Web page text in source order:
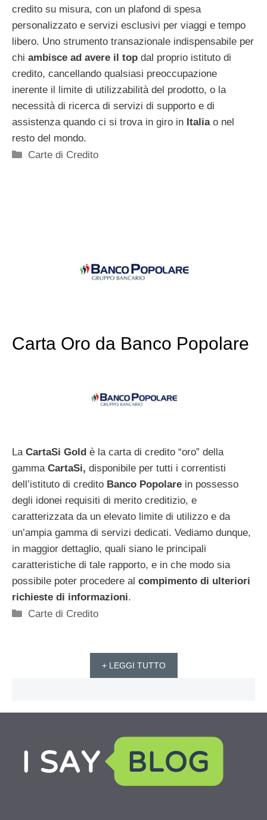
credito su misura, con un plafond di spesa
personalizzato e servizi esclusivi per viaggi e tempo
libero. Uno strumento transazionale indispensabile per
chi ambisce ad avere il top dal proprio istituto di
credito, cancellando qualsiasi preoccupazione
inerente il limite di utilizzabilità del prodotto, o la
necessità di ricerca di servizi di supporto e di
assistenza quando ci si trova in giro in Italia o nel
resto del mondo.
Categorie
Carte di Credito
Carta Oro da Banco Popolare
La CartaSi Gold è la carta di credito “oro” della
gamma CartaSi, disponibile per tutti i correntisti
dell’istituto di credito Banco Popolare in possesso
degli idonei requisiti di merito creditizio, e
caratterizzata da un elevato limite di utilizzo e da
un’ampia gamma di servizi dedicati. Vediamo dunque,
in maggior dettaglio, quali siano le principali
caratteristiche di tale rapporto, e in che modo sia
possibile poter procedere al compimento di ulteriori
richieste di informazioni.
Categorie
Carte di Credito
+ LEGGI TUTTO